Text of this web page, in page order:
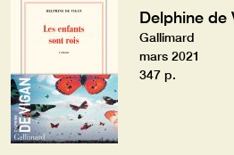
Delphine de
Gallimard
mars 2021
347 p.